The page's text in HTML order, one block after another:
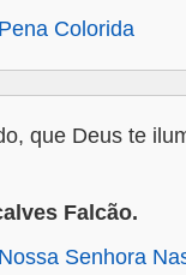
Colorida
que Deus te
Falcão.
Senhora